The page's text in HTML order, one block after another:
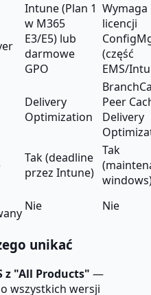
Intune (Plan 1
w M365
E3/E5) lub
darmowe
GPO
Wymaga
licencji
(część
EMS/
Delivery
Optimization
Peer
Delivery
Tak (deadline
przez Intune)
Tak
Nie Nie
unikać
z "All Products" —
wszystkich wersji